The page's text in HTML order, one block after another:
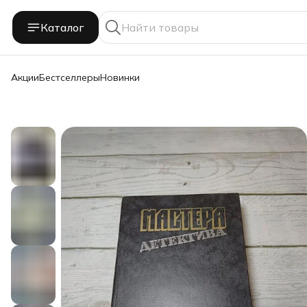
Каталог
АкцииБестселлерыНовинки